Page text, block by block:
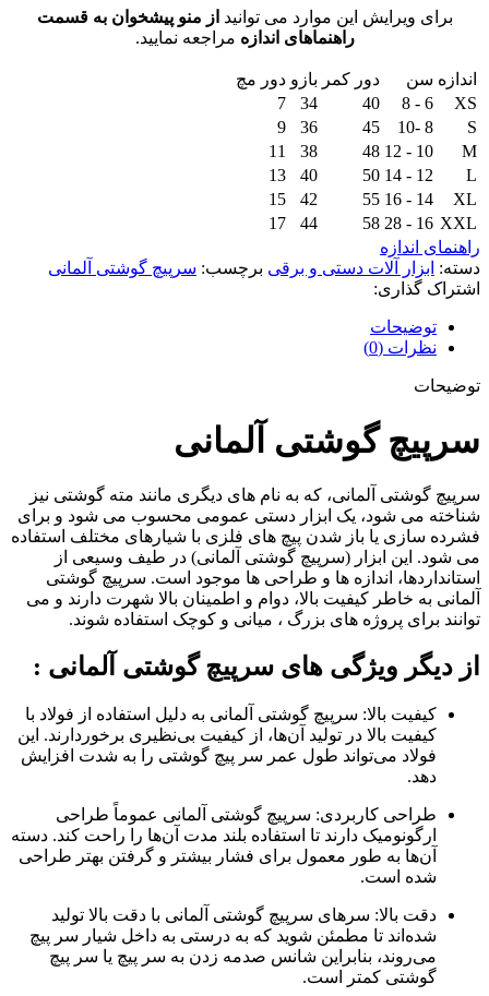
برای ویرایش این موارد می توانید از منو پیشخوان به قسمت
راهنماهای اندازه مراجعه نمایید.
اندازه سن دور کمر بازو دور مچ
XS
6 - 8
40
34
7
S
8 -10
45
36
9
M
10 - 12
48
38
11
L
12 - 14
50
40
13
XL
14 - 16
55
42
15
XXL
16 - 28
58
44
17
راهنمای اندازه
دسته: ابزار آلات دستی و برقی برچسب: سرپیچ گوشتی آلمانی
اشتراک گذاری:
توضیحات
نظرات (0)
توضیحات
سرپیچ گوشتی آلمانی
سرپیچ گوشتی آلمانی، که به نام های دیگری مانند مته گوشتی نیز
شناخته می شود، یک ابزار دستی عمومی محسوب می شود و برای
فشرده سازی یا باز شدن پیچ های فلزی با شیارهای مختلف استفاده
می شود. این ابزار (سرپیچ گوشتی آلمانی) در طیف وسیعی از
استانداردها، اندازه ها و طراحی ها موجود است. سرپیچ گوشتی
آلمانی به خاطر کیفیت بالا، دوام و اطمینان بالا شهرت دارند و می
توانند برای پروژه های بزرگ ، میانی و کوچک استفاده شوند.
از دیگر ویژگی های سرپیچ گوشتی آلمانی :
کیفیت بالا: سرپیچ گوشتی آلمانی به دلیل استفاده از فولاد با
کیفیت بالا در تولید آن‌ها، از کیفیت بی‌نظیری برخوردارند. این
فولاد می‌تواند طول عمر سر پیچ گوشتی را به شدت افزایش
دهد.
طراحی کاربردی: سرپیچ گوشتی آلمانی عموماً طراحی
ارگونومیک دارند تا استفاده بلند مدت آن‌ها را راحت کند. دسته
آن‌ها به طور معمول برای فشار بیشتر و گرفتن بهتر طراحی
شده است.
دقت بالا: سرهای سرپیچ گوشتی آلمانی با دقت بالا تولید
شده‌اند تا مطمئن شوید که به درستی به داخل شیار سر پیچ
می‌روند، بنابراین شانس صدمه زدن به سر پیچ یا سر پیچ
گوشتی کمتر است.